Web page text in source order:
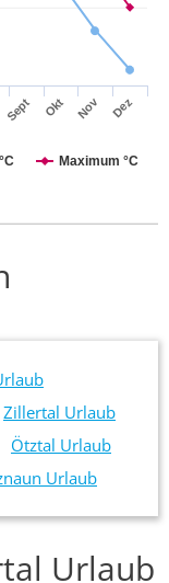
Maximum °C
Sept Okt Nov Dez
Zillertal Urlaub
Ötztal Urlaub
Urlaub
Urlaub